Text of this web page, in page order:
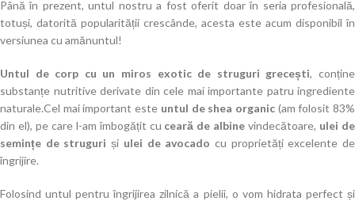
Până în prezent, untul nostru a fost oferit doar în seria profesională,
totuși, datorită popularității crescânde, acesta este acum disponibil în
versiunea cu amănuntul!
Untul de corp cu un miros exotic de struguri grecești,conține
substanțe nutritive derivate din cele mai importante patru ingrediente
naturale.Cel mai important este untul de shea organic(am folosit 83%
din el), pe care l-am îmbogățit cu ceară de albine vindecătoare, ulei de
semințe de struguri și ulei de avocado cu proprietăți excelente de
îngrijire.
Folosind untul pentru îngrijirea zilnică a pielii, o vom hidrata perfect și